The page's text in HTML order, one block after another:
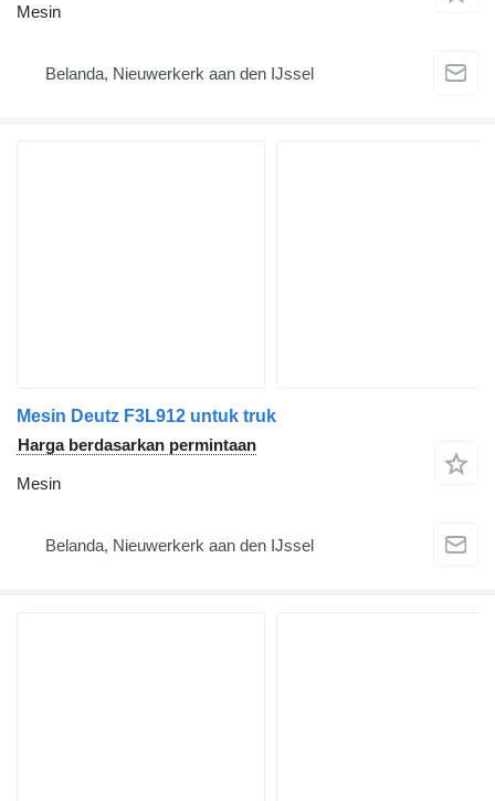
Mesin
Belanda, Nieuwerkerk aan den IJssel
Mesin Deutz F3L912 untuk truk
Harga berdasarkan permintaan
Mesin
Belanda, Nieuwerkerk aan den IJssel